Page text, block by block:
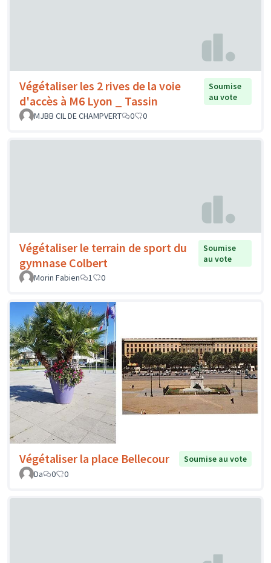
Végétaliser les 2 rives de la voie
d'accès à M6 Lyon _ Tassin
Soumise
au vote
MJBB CIL DE CHAMPVERT
0 0
Végétaliser le terrain de sport du
gymnase Colbert
Soumise
au vote
Morin Fabien
1 0
Végétaliser la place Bellecour
Soumise au vote
Da
0 0